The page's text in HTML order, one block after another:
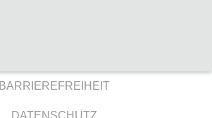
BARRIEREFREIHEIT
DATENSCHUTZ